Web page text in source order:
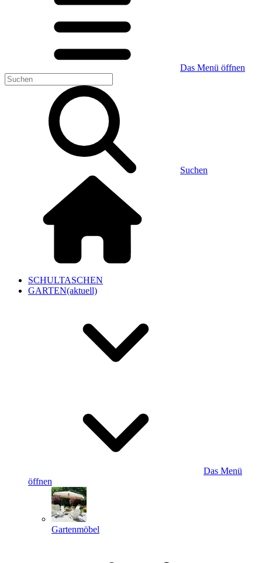
Das Menü öffnen
Suchen
SCHULTASCHEN
GARTEN(aktuell)
Das Menü
öffnen
Gartenmöbel